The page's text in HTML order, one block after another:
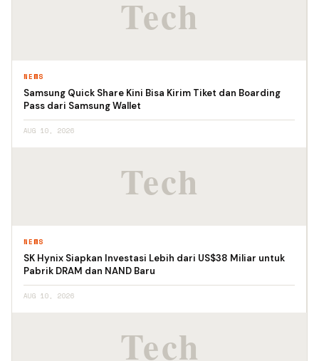
NEWS
Samsung Quick Share Kini Bisa Kirim Tiket dan Boarding
Pass dari Samsung Wallet
AUG 10, 2026
NEWS
SK Hynix Siapkan Investasi Lebih dari US$38 Miliar untuk
Pabrik DRAM dan NAND Baru
AUG 10, 2026